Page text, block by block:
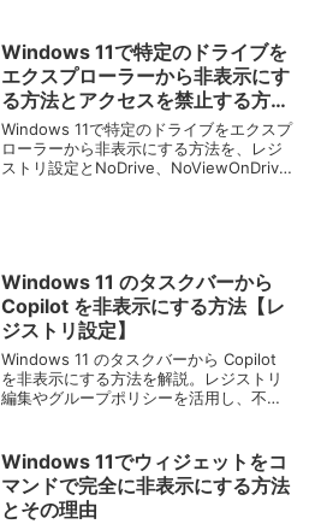
Windows 11で特定のドライブを
エクスプローラーから非表示にす
る方法とアクセスを禁止する方法
（レジストリ設定）
Windows 11で特定のドライブをエクスプ
ローラーから非表示にする方法を、レジ
ストリ設定とNoDrive、NoViewOnDrive
Windows 11 のタスクバーから
Copilot を非表示にする方法【レ
ジストリ設定】
Windows 11 のタスクバーから Copilot
を非表示にする方法を解説。レジストリ
編集やグループポリシーを活用し、不要
ユーザーには適用される点も解説。
Windows 11でウィジェットをコ
マンドで完全に非表示にする方法
とその理由